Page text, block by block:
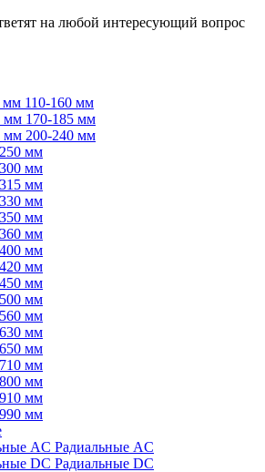
на любой интересующий вопрос
110-160 мм
170-185 мм
200-240 мм
250 мм
300 мм
315 мм
330 мм
350 мм
360 мм
400 мм
420 мм
450 мм
500 мм
560 мм
630 мм
650 мм
710 мм
800 мм
910 мм
990 мм
Радиальные AC
Радиальные DC